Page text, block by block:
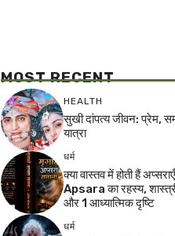
MOST RECENT
HEALTH
सुखी दांपत्य जीवन: प्रेम,
यात्रा
धर्म
क्या वास्तव में होती हैं
Apsara का रहस्य,
और 1 आध्यात्मिक दृष्टि
धर्म